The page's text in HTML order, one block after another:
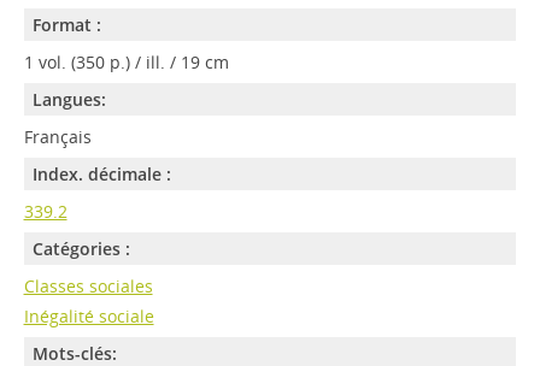
Format :
1 vol. (350 p.) / ill. / 19 cm
Langues:
Français
Index. décimale :
339.2
Catégories :
Classes sociales
Inégalité sociale
Mots-clés: